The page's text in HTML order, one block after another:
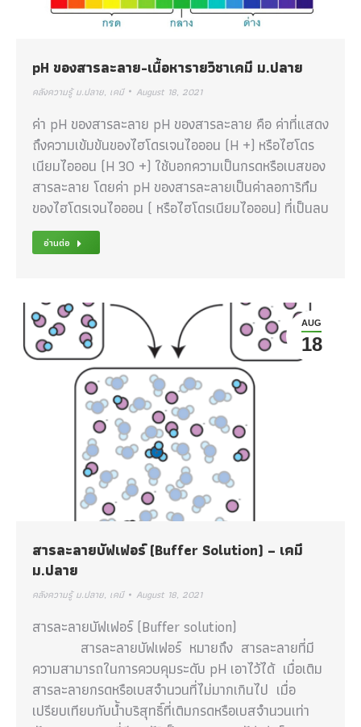
pH ของสารละลาย-เนื้อหารายวิชาเคมี ม.ปลาย
คลังความรู้ ม.ปลาย, เคมี August 18, 2021
ค่า pH ของสารละลาย pH ของสารละลาย คือ ค่าที่แสดง
ถึงความเข้มข้นของไฮโดรเจนไอออน (H +) หรือไฮโดร
เนียมไอออน (H 3O +) ใช้บอกความเป็นกรดหรือเบสของ
สารละลาย โดยค่า pH ของสารละลายเป็นค่าลอการิทึม
ของไฮโดรเจนไอออน ( หรือไฮโดรเนียมไอออน) ที่เป็นลบ
อ่านต่อ
AUG
18
สารละลายบัฟเฟอร์ (Buffer Solution) – เคมี
ม.ปลาย
คลังความรู้ ม.ปลาย, เคมี August 18, 2021
สารละลายบัฟเฟอร์ (Buffer solution)
สารละลายบัฟเฟอร์ หมายถึง สารละลายที่มี
ความสามารถในการควบคุมระดับ pH เอาไว้ได้ เมื่อเติม
สารละลายกรดหรือเบสจำนวนที่ไม่มากเกินไป เมื่อ
เปรียบเทียบกับน้ำบริสุทธิ์ที่เติมกรดหรือเบสจำนวนเท่า